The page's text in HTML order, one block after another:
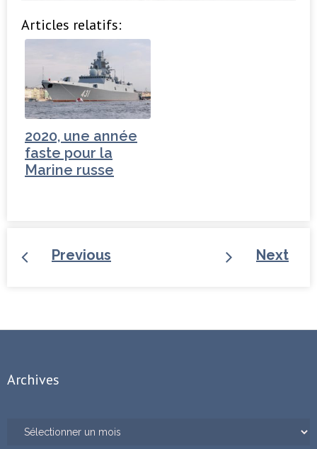
Articles relatifs:
2020, une année
faste pour la
Marine russe
Previous Next
Archives